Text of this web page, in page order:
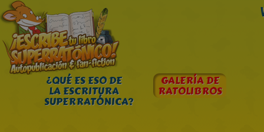
¿QUÉ ES ESO DE
LA ESCRITURA
SUPERRATÓNICA?
GALERÍA DE
RATOLIBROS